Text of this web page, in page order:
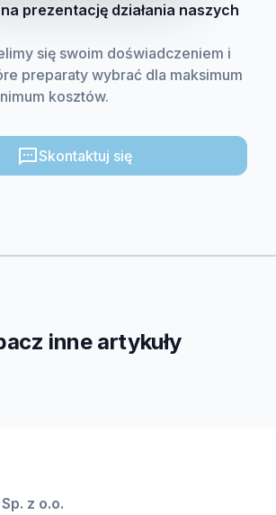
prezentację działania naszych
się swoim doświadczeniem i
preparaty wybrać dla maksimum
kosztów.
Skontaktuj się
inne artykuły
z o.o.